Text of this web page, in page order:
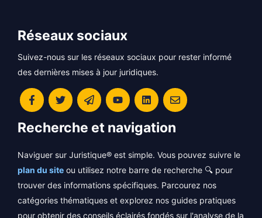
Réseaux sociaux
Suivez-nous sur les réseaux sociaux pour rester informé
des dernières mises à jour juridiques.
Recherche et navigation
Naviguer sur Juristique® est simple. Vous pouvez suivre le
plan du site ou utilisez notre barre de recherche 🔍 pour
trouver des informations spécifiques. Parcourez nos
catégories thématiques et explorez nos guides pratiques
pour obtenir des conseils éclairés fondés sur l'analyse de la